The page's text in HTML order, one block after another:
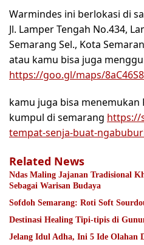
Warmindes ini berlokasi di
Jl. Lamper Tengah No.434,
Semarang Sel., Kota
atau kamu bisa juga
https://goo.gl/maps/
kamu juga bisa
kumpul di semarang https://
tempat-senja-buat-
Related News
Ndas Maling Jajanan Tradisional
Sebagai Warisan Budaya
Sofdoh Semarang: Roti Soft
Destinasi Healing Tipi-tipis di
Jelang Idul Adha, Ini 5 Ide Olahan